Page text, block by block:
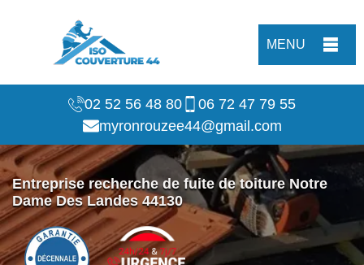
MENU
02 52 56 48 80
06 72 47 79 55
myronrouzee44@gmail.com
Entreprise recherche de fuite de toiture Notre
Dame Des Landes 44130